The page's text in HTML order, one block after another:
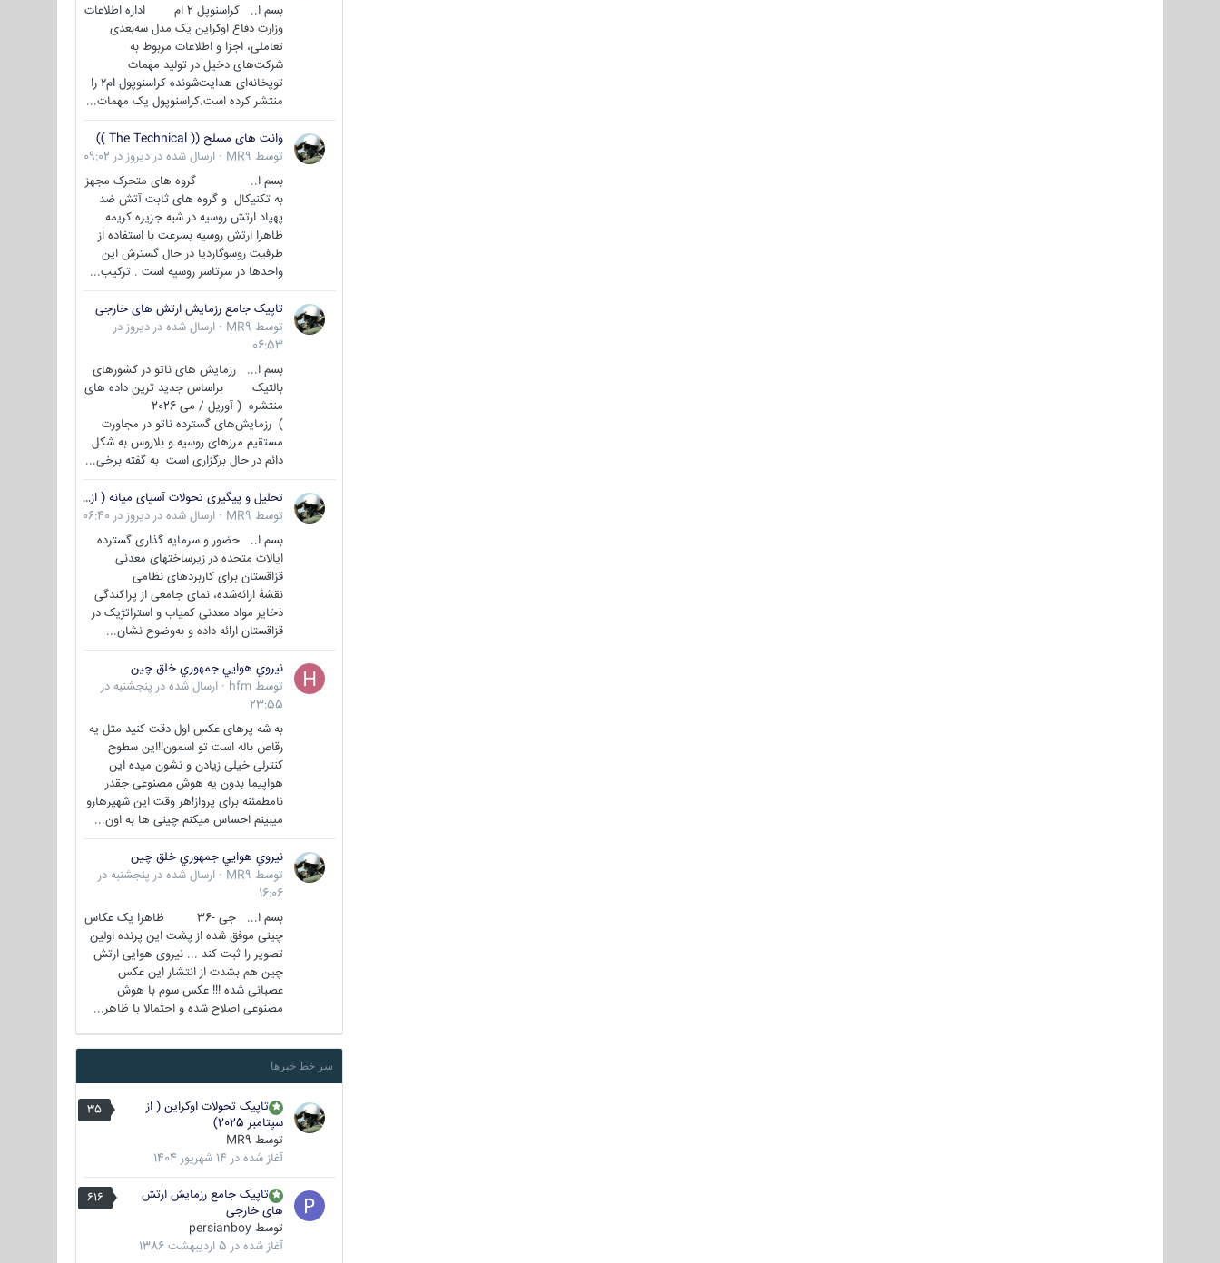
بسم ا.. کراسنوپل 2 ام اداره اطلاعات
وزارت دفاع اوکراین یک مدل سه‌بعدی
تعاملی، اجزا و اطلاعات مربوط به
شرکت‌های دخیل در تولید مهمات
توپخانه‌ای هدایت‌شونده کراسنوپول-ام۲ را
منتشر کرده است.کراسنوپول یک مهمات...
وانت های مسلح (( The Technical ))
توسط MR9
· ارسال شده در دیروز در 09:02
بسم ا.. گروه های متحرک مجهز
به تکنیکال و گروه های ثابت آتش ضد
پهپاد ارتش روسیه در شبه جزیره کریمه
ظاهرا ارتش روسیه بسرعت با استفاده از
ظرفیت روسوگاردیا در حال گسترش این
واحدها در سرتاسر روسیه است . ترکیب...
تاپیک جامع رزمایش ارتش های خارجی
توسط MR9
· ارسال شده در دیروز در
06:53
بسم ا... رزمایش های ناتو در کشورهای
بالتیک براساس جدید ترین داده های
منتشره ( آوریل / می 2026
) رزمایش‌های گسترده ناتو در مجاورت
مستقیم مرزهای روسیه و بلاروس به شکل
دائم در حال برگزاری است به گفته برخی...
تحلیل و پیگیری تحولات آسیای میانه ( ازبکستان، تاجیکستان، ترکمنستان، قزاقستان و قرقیزستان )
توسط MR9
· ارسال شده در دیروز در 06:40
بسم ا.. حضور و سرمایه گذاری گسترده
ایالات متحده در زیرساختهای معدنی
قزاقستان برای کاربردهای نظامی
نقشهٔ ارائه‌شده، نمای جامعی از پراکندگی
ذخایر مواد معدنی کمیاب و استراتژیک در
قزاقستان ارائه داده و به‌وضوح نشان...
نيروي هوايي جمهوري خلق چين
توسط hfm
· ارسال شده در پنجشنبه در
23:55
به شه پرهای عکس اول دقت کنید مثل یه
رقاص باله است تو اسمون!!این سطوح
کنترلی خیلی زیادن و نشون میده این
هواپیما بدون یه هوش مصنوعی جقدر
نامطمئنه برای پرواز!هر وقت این شهپرهارو
میبینم احساس میکنم چینی ها به اون...
نيروي هوايي جمهوري خلق چين
توسط MR9
· ارسال شده در پنجشنبه در
16:06
بسم ا... جی -36 ظاهرا یک عکاس
چینی موفق شده از پشت این پرنده اولین
تصویر را ثبت کند ... نیروی هوایی ارتش
چین هم بشدت از انتشار این عکس
عصبانی شده !!! عکس سوم با هوش
مصنوعی اصلاح شده و احتمالا با ظاهر...
سر خط خبرها
35
تاپیک تحولات اوکراین ( از
سپتامبر 2025)
توسط MR9
آغاز شده در 14 شهریور 1404
616
تاپیک جامع رزمایش ارتش
های خارجی
توسط persianboy
آغاز شده در 5 اردیبهشت 1386